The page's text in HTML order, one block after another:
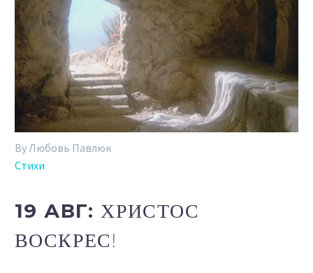
By Любовь Павлюк
Стихи
19 АВГ:ХРИСТОС
ВОСКРЕС!